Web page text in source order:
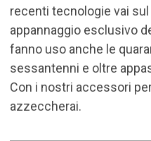
recenti tecnologie vai
appannaggio esclusivo
fanno uso anche le
sessantenni e oltre
Con i nostri accessori
azzeccherai.